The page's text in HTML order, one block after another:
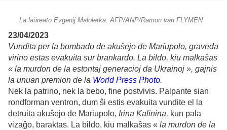
La laŭreato Evgenij Maloletka. AFP/ANP/Ramon van FLYMEN
23/04/2023
Vundita per la bombado de akuŝejo de Mariupolo, graveda
virino estas evakuita sur brankardo. La bildo, kiu malkaŝas
« la murdon de la estontaj generacioj da Ukrainoj », gajnis
la unuan premion de la World Press Photo.
Nek la patrino, nek la bebo, fine postvivis. Palpante sian
rondforman ventron, dum ŝi estis evakuita vundite el la
detruita akuŝejo de Mariupolo, Irina Kalinina, kun pala
vizaĝo, baraktas. La bildo, kiu malkaŝas « la murdon de la